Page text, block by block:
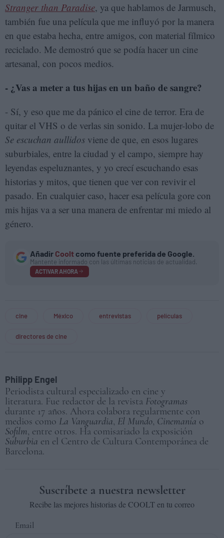
Stranger than Paradise, ya que hablamos de Jarmusch,
también fue una película que me influyó por la manera
en que estaba hecha, entre amigos, con material fílmico
reciclado. Me demostró que se podía hacer un cine
artesanal, con pocos medios.
- ¿Vas a meter a tus hijas en un baño de sangre?
- Sí, y eso que me da pánico el cine de terror. Era de
quitar el VHS o de verlas sin sonido. La mujer-lobo de
Se escuchan aullidos viene de que, en esos lugares
suburbiales, entre la ciudad y el campo, siempre hay
leyendas espeluznantes, y yo crecí escuchando esas
historias y mitos, que tienen que ver con revivir el
pasado. En cualquier caso, hacer esa película gore con
mis hijas va a ser una manera de enfrentar mi miedo al
género.
Añadir Coolt como fuente preferida de Google.
Mantente informado con las últimas noticias de actualidad.
ACTIVAR AHORA
cine México entrevistas películas
directores de cine
Philipp Engel
Periodista cultural especializado en cine y
literatura. Fue redactor de la revista Fotogramas
durante 17 años. Ahora colabora regularmente con
medios como La Vanguardia, El Mundo, Cinemanía o
Sofilm, entre otros. Ha comisariado la exposición
Suburbia en el Centro de Cultura Contemporánea de
Barcelona.
Suscríbete a nuestra newsletter
Recibe las mejores historias de COOLT en tu correo
Email